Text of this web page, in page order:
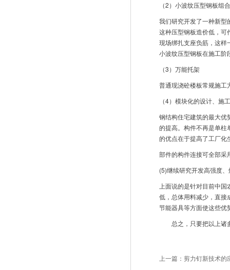
（2）小波纹压型钢板组
我们研究开发了一种新
这种压型钢板造价低，可
现场绑扎支座负筋，这样
小波纹压型钢板在施工阶
（3）万能托架
普通现浇砼楼板常规施工
（4）模块化的设计、施工
钢结构住宅建筑的最大优
的提高。构件不再是单柱
的优点在于提高了工厂化
部件的构件连接可全部采
(5)继续研究开发高强度
上面说的是针对目前中
低，总体用料减少，直接
节能器具等方面使这些优
总之，只要把以上诸多
上一篇： 剪力钉新技术的